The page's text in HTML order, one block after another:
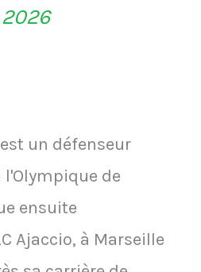
2026
un défenseur
de
ensuite
Ajaccio, à Marseille